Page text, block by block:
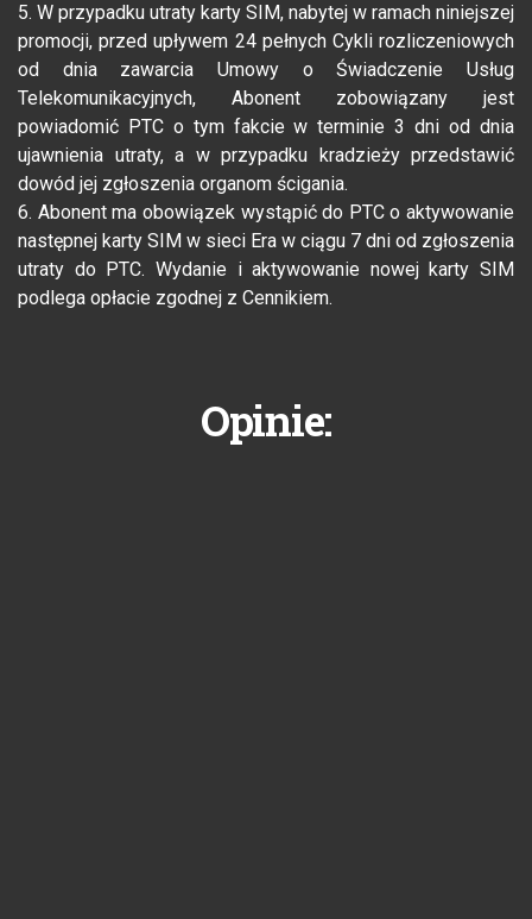
5. W przypadku utraty karty SIM, nabytej w ramach niniejszej
promocji, przed upływem 24 pełnych Cykli rozliczeniowych
od dnia zawarcia Umowy o Świadczenie Usług
Telekomunikacyjnych, Abonent zobowiązany jest
powiadomić PTC o tym fakcie w terminie 3 dni od dnia
ujawnienia utraty, a w przypadku kradzieży przedstawić
dowód jej zgłoszenia organom ścigania.
6. Abonent ma obowiązek wystąpić do PTC o aktywowanie
następnej karty SIM w sieci Era w ciągu 7 dni od zgłoszenia
utraty do PTC. Wydanie i aktywowanie nowej karty SIM
podlega opłacie zgodnej z Cennikiem.
Opinie: